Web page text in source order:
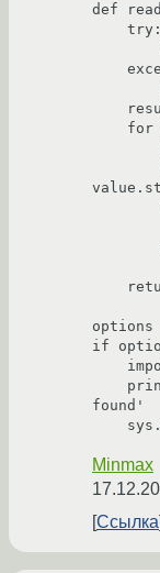
def
if
found'
Minmax
Ссылка